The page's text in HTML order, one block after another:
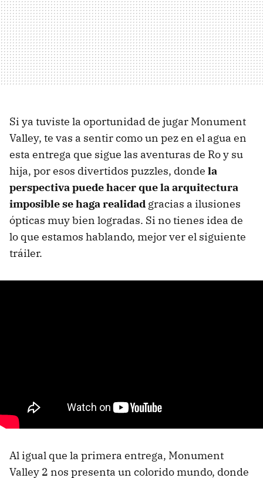
Si ya tuviste la oportunidad de jugar Monument
Valley, te vas a sentir como un pez en el agua en
esta entrega que sigue las aventuras de Ro y su
hija, por esos divertidos puzzles, donde la
perspectiva puede hacer que la arquitectura
imposible se haga realidad gracias a ilusiones
ópticas muy bien logradas. Si no tienes idea de
lo que estamos hablando, mejor ver el siguiente
tráiler.
Al igual que la primera entrega, Monument
Valley 2 nos presenta un colorido mundo, donde